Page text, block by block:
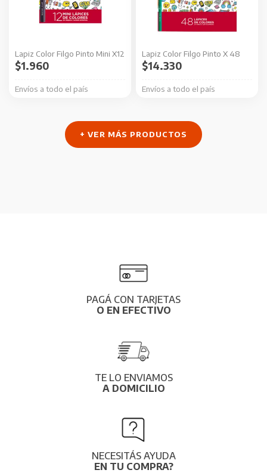
Lapiz Color Filgo Pinto Mini X12
Envíos a todo el país
$1.960
Lapiz Color Filgo Pinto X 48
Envíos a todo el país
$14.330
+ VER MÁS PRODUCTOS
PAGÁ CON TARJETAS
O EN EFECTIVO
TE LO ENVIAMOS
A DOMICILIO
NECESITÁS AYUDA
EN TU COMPRA?